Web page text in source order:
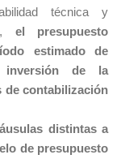
técnica y
el presupuesto
estimado de
inversión de la
de contabilización
distintas a
de presupuesto